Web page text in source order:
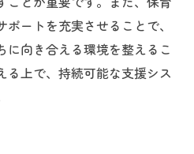
ートを充実させることで、
向き合える環境を整えるこ
る上で、持続可能な支援シス